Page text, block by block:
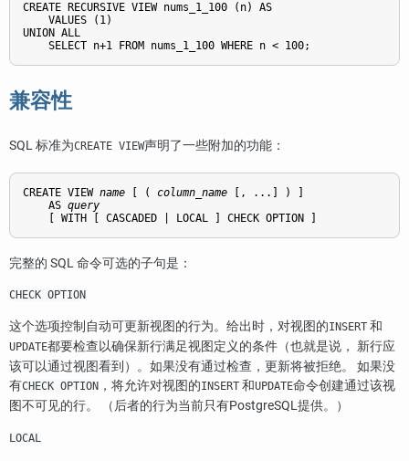
CREATE RECURSIVE VIEW nums_1_100 (n) AS
    VALUES (1)
UNION ALL
    SELECT n+1 FROM nums_1_100 WHERE n < 100;
兼容性
SQL 标准为CREATE VIEW声明了一些附加的功能：
CREATE VIEW name [ ( column_name [, ...] ) ]
    AS
query
    [ WITH [ CASCADED | LOCAL ] CHECK OPTION ]
完整的 SQL 命令可选的子句是：
CHECK OPTION
这个选项控制自动可更新视图的行为。给出时，对视图的INSERT 和
UPDATE都要检查以确保新行满足视图定义的条件（也就是说， 新行应
该可以通过视图看到）。如果没有通过检查，更新将被拒绝。 如果没
有CHECK OPTION ，将允许对视图的INSERT 和UPDATE命令创建通过该视
图不可见的行。 （后者的行为当前只有PostgreSQL提供。）
LOCAL